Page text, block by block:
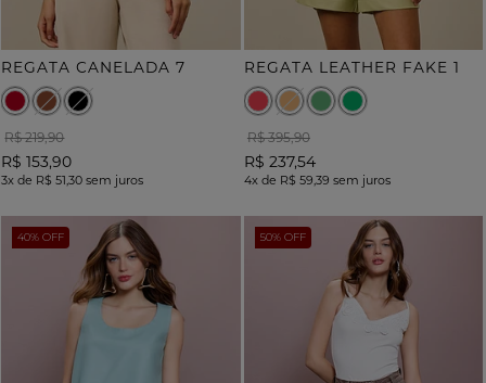
REGATA CANELADA 7
R$ 219,90
R$ 153,90
3x de R$ 51,30 sem juros
REGATA LEATHER FAKE 1
R$ 395,90
R$ 237,54
4xde R$ 59,39 sem juros
40% OFF 50% OFF